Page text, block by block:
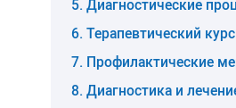
Диагностические
Терапевтический курс
Профилактические
Диагностика и